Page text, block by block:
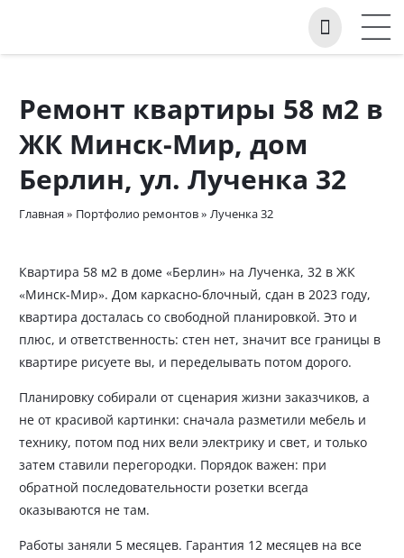
Ремонт квартиры 58 м2 в
ЖК Минск-Мир, дом
Берлин, ул. Лученка 32
Главная » Портфолио ремонтов» Лученка 32
Квартира 58 м2 в доме «Берлин» на Лученка, 32 в ЖК
«Минск-Мир». Дом каркасно-блочный, сдан в 2023 году,
квартира досталась со свободной планировкой. Это и
плюс, и ответственность: стен нет, значит все границы в
квартире рисуете вы, и переделывать потом дорого.
Планировку собирали от сценария жизни заказчиков, а
не от красивой картинки: сначала разметили мебель и
технику, потом под них вели электрику и свет, и только
затем ставили перегородки. Порядок важен: при
обратной последовательности розетки всегда
оказываются не там.
Работы заняли 5 месяцев. Гарантия 12 месяцев на все